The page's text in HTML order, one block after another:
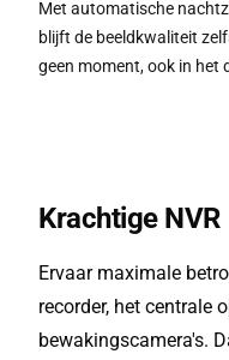
Met automatische
blijft de beeldkwaliteit
geen moment, ook in het
Krachtige NVR
Ervaar maximale
recorder, het centrale
bewakingscamera's.